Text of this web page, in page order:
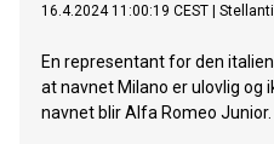
16.4.2024 11:00:19 CEST
En representant for den
at navnet Milano er ulovlig og
navnet blir Alfa Romeo Junior.